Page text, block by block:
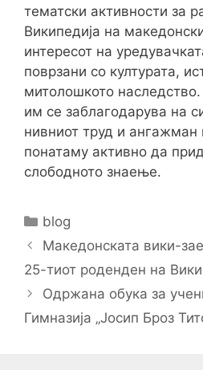
тематски активности за
Википедија на
интересот на
поврзани со културата,
митолошкото
им се заблагодарува на
нивниот труд и ангажман
понатаму активно да
слободното знаење.
Categories
blog
Post
navigation
Македонската вики-
25-тиот роденден на
Одржана обука за
Гимназија „Јосип Броз